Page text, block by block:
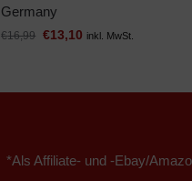
Germany
€16,99 €13,10 inkl. MwSt.
*Als Affiliate- und -Ebay/